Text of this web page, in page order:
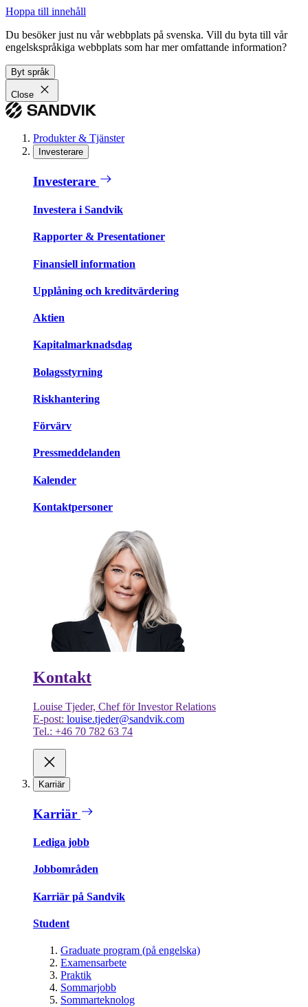
Hoppa till innehåll
Du besöker just nu vår webbplats på svenska. Vill du byta till vår
engelskspråkiga webbplats som har mer omfattande information?
Byt språk
Close
Produkter & Tjänster
Investerare
Investerare
Investera i Sandvik
Rapporter & Presentationer
Finansiell information
Upplåning och kreditvärdering
Aktien
Kapitalmarknadsdag
Bolagsstyrning
Riskhantering
Förvärv
Pressmeddelanden
Kalender
Kontaktpersoner
Kontakt
Louise Tjeder, Chef för Investor Relations
E-post: louise.tjeder@sandvik.com
Tel.: +46 70 782 63 74
Karriär
Karriär
Lediga jobb
Jobbområden
Karriär på Sandvik
Student
Graduate program (på engelska)
Examensarbete
Praktik
Sommarjobb
Sommarteknolog